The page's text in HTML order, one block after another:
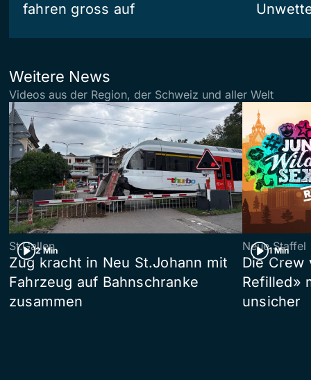
fahren gross auf
Weitere News
Videos aus der Region, der Schweiz und aller Welt
2 Min
St.Gallen
Zug kracht in Neu St.Johann mit
Fahrzeug auf Bahnschranke
zusammen
1 Min
Neue Staffel
Die Crew
Refilled»
unsicher